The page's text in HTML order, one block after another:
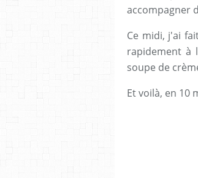
accompagner
Ce midi, j'ai
rapidement à
soupe de
Et voilà, en 10